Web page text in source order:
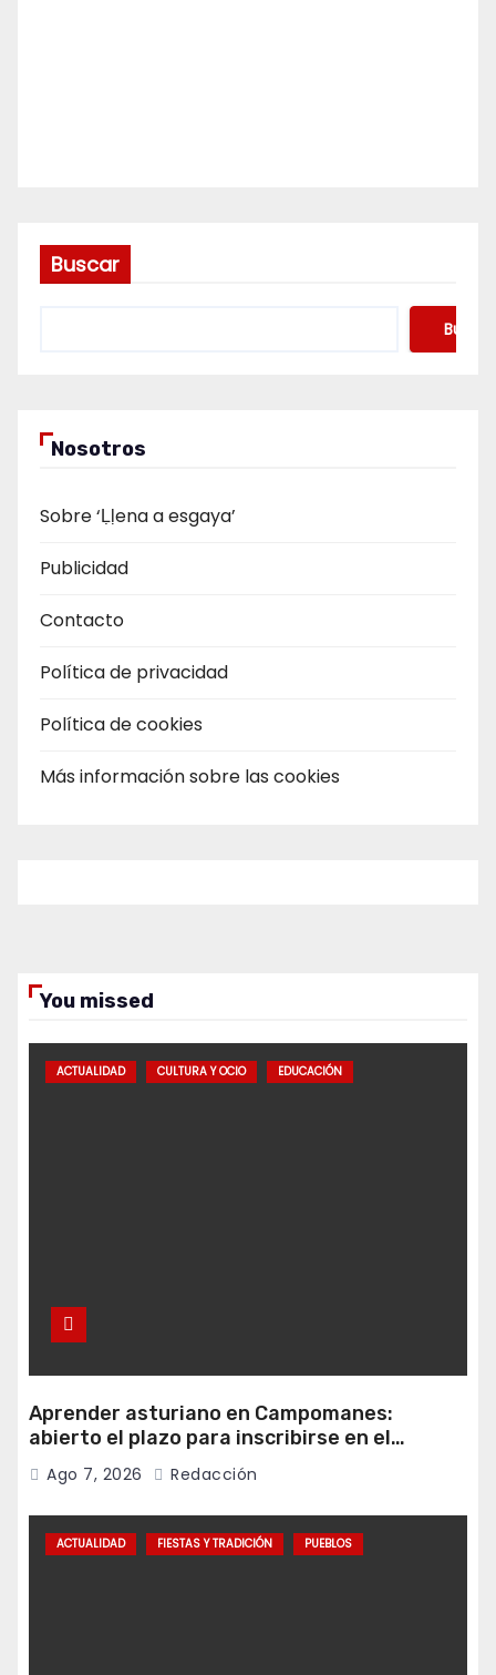
Buscar
Buscar
Nosotros
Sobre ‘Ḷḷena a esgaya’
Publicidad
Contacto
Política de privacidad
Política de cookies
Más información sobre las cookies
You missed
ACTUALIDAD CULTURA Y OCIO EDUCACIÓN
Aprender asturiano en Campomanes:
abierto el plazo para inscribirse en el
programa Falamos
Ago 7, 2026 Redacción
ACTUALIDAD FIESTAS Y TRADICIÓN PUEBLOS